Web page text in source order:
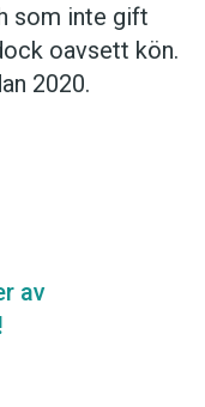
som inte gift
oavsett kön.
2020.
av